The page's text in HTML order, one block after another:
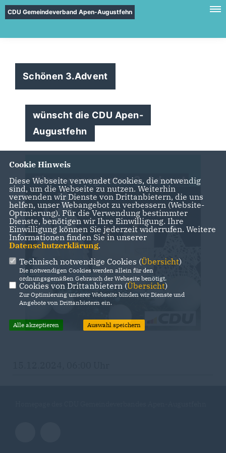
CDU Gemeindeverband Apen-Augustfehn
Schönen 3.Advent
wünscht die CDU Apen-
Augustfehn
Cookie Hinweis
Diese Webseite verwendet Cookies, die notwendig
sind, um die Webseite zu nutzen. Weiterhin
verwenden wir Dienste von Drittanbietern, die uns
helfen, unser Webangebot zu verbessern (Website-
Optmierung). Für die Verwendung bestimmter
Dienste, benötigen wir Ihre Einwilligung. Ihre
Einwilligung können Sie jederzeit widerrufen. Weitere
Informationen finden Sie in unserer
Datenschutzerklärung.
Technisch notwendige Cookies (Übersicht)
Die notwendigen Cookies werden allein für den
ordnungsgemäßen Gebrauch der Webseite benötigt.
Cookies von Drittanbietern (Übersicht)
Zur Optimierung unserer Webseite binden wir Dienste und
Angebote von Drittanbietern ein.
Alle akzeptieren Auswahl speichern